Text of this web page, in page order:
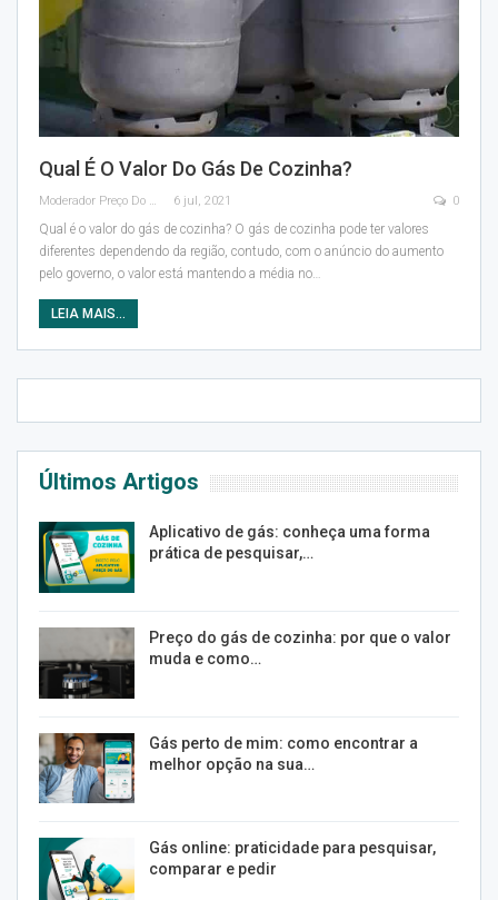
Qual É O Valor Do Gás De Cozinha?
Moderador Preço Do Gás 6 jul, 2021 0
Qual é o valor do gás de cozinha? O gás de cozinha pode ter valores
diferentes dependendo da região, contudo, com o anúncio do aumento
pelo governo, o valor está mantendo a média no…
LEIA MAIS...
Últimos Artigos
Aplicativo de gás: conheça uma forma
prática de pesquisar,…
Preço do gás de cozinha: por que o valor
muda e como…
Gás perto de mim: como encontrar a
melhor opção na sua…
Gás online: praticidade para pesquisar,
comparar e pedir